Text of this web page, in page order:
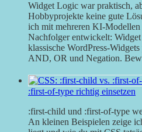
Widget Logic war praktisch,
Hobbyprojekte keine gute
ich mit mehreren KI-Modellen
Nachfolger entwickelt:
klassische WordPress-
AND, OR und Negation.
:first-of-type richtig einsetzen
:first-child und :first-of-type
An kleinen Beispielen zeige